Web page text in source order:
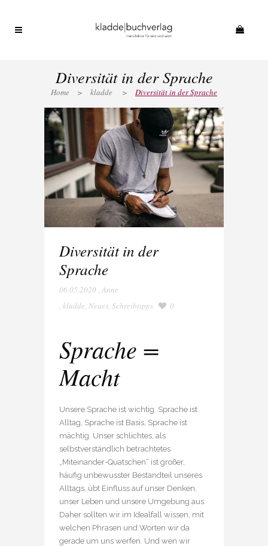
Diversität in der Sprache
Home > kladde > Diversität in der Sprache
Diversität in der
Sprache
06.05.2020 , Anne
, kladde, Neues, Schreibtipps 0
Sprache =
Macht
Unsere Sprache ist wichtig. Sprache ist
Alltag, Sprache ist Basis, Sprache ist
mächtig. Unser schlichtes, als
selbstverständlich betrachtetes
„Miteinander-Quatschen“ ist großer,
häufig unbewusster Bestandteil unseres
Alltags, übt Einfluss auf unser Denken,
unser Leben und unsere Umgebung aus.
Daher sollten wir im Idealfall wissen, mit
welchen Phrasen und Worten wir da
gerade um uns werfen. Und wen wir